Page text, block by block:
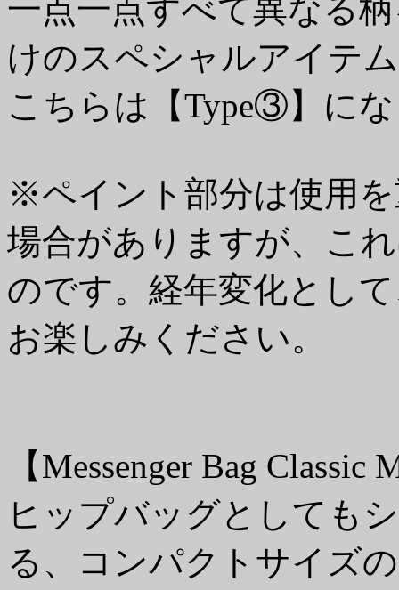
一点一点すべて異なる
けのスペシャルアイテ
こちらは【Type③】に
※ペイント部分は使用
場合がありますが、こ
のです。経年変化とし
お楽しみください。
【Messenger Bag Classic
ヒップバッグとしても
る、コンパクトサイズ